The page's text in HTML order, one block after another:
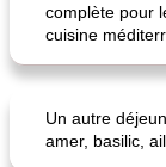
complète pour
cuisine
Un autre
amer, basilic,